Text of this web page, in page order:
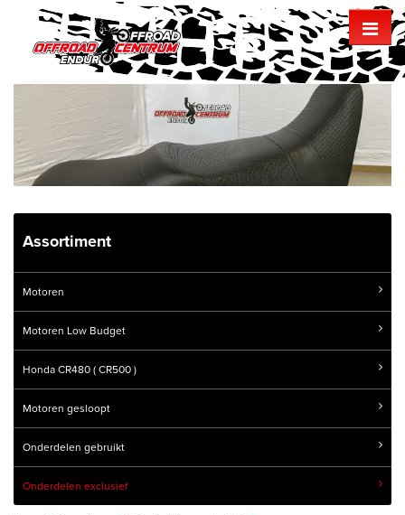
Assortiment
Motoren
Motoren Low Budget
Honda CR480 ( CR500 )
Motoren gesloopt
Onderdelen gebruikt
Onderdelen exclusief